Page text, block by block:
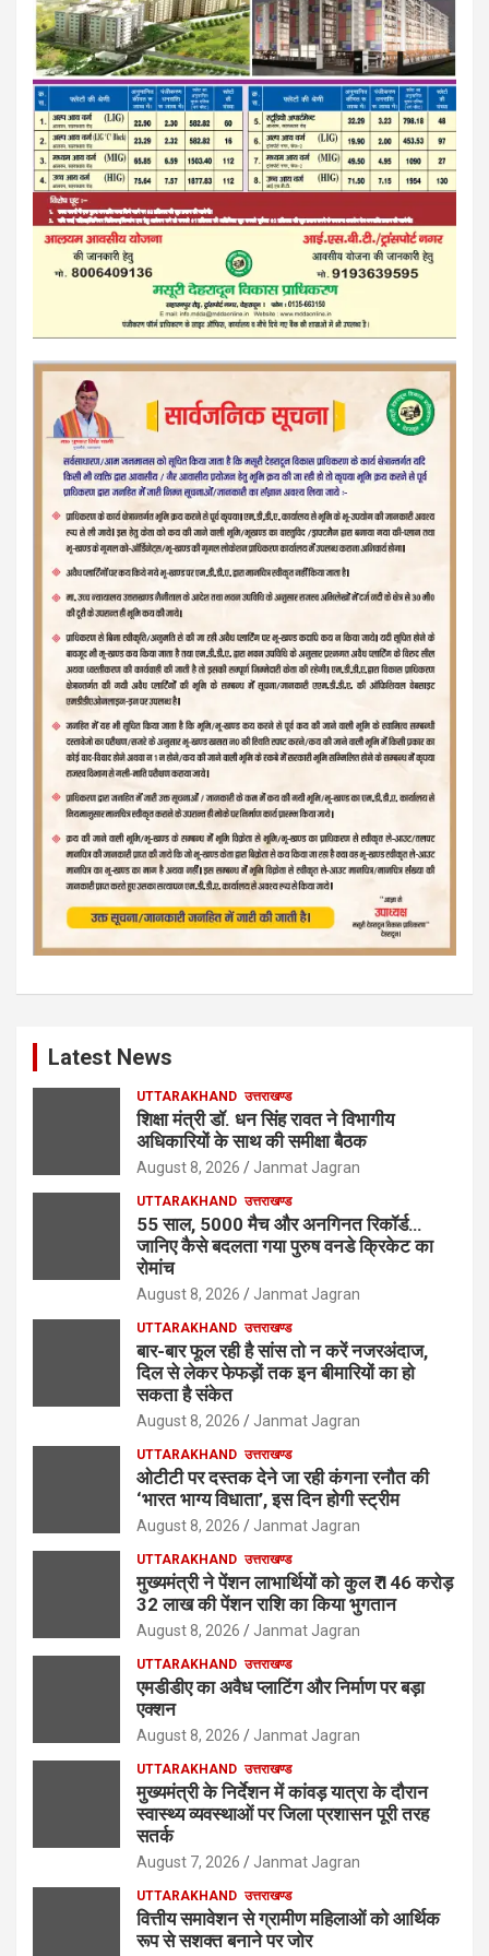
Latest News
UTTARAKHAND उत्तराखण्ड
शिक्षा मंत्री डॉ. धन सिंह रावत ने विभागीय
अधिकारियों के साथ की समीक्षा बैठक
August 8, 2026 Janmat Jagran
UTTARAKHAND उत्तराखण्ड
55 साल, 5000 मैच और अनगिनत रिकॉर्ड…
जानिए कैसे बदलता गया पुरुष वनडे क्रिकेट का
रोमांच
August 8, 2026 Janmat Jagran
UTTARAKHAND उत्तराखण्ड
बार-बार फूल रही है सांस तो न करें नजरअंदाज,
दिल से लेकर फेफड़ों तक इन बीमारियों का हो
सकता है संकेत
August 8, 2026 Janmat Jagran
UTTARAKHAND उत्तराखण्ड
ओटीटी पर दस्तक देने जा रही कंगना रनौत की
‘भारत भाग्य विधाता’, इस दिन होगी स्ट्रीम
August 8, 2026 Janmat Jagran
UTTARAKHAND उत्तराखण्ड
मुख्यमंत्री ने पेंशन लाभार्थियों को कुल ₹ 146 करोड़
32 लाख की पेंशन राशि का किया भुगतान
August 8, 2026 Janmat Jagran
UTTARAKHAND उत्तराखण्ड
एमडीडीए का अवैध प्लाटिंग और निर्माण पर बड़ा
एक्शन
August 8, 2026 Janmat Jagran
UTTARAKHAND उत्तराखण्ड
मुख्यमंत्री के निर्देशन में कांवड़ यात्रा के दौरान
स्वास्थ्य व्यवस्थाओं पर जिला प्रशासन पूरी तरह
सतर्क
August 7, 2026 Janmat Jagran
UTTARAKHAND उत्तराखण्ड
वित्तीय समावेशन से ग्रामीण महिलाओं को आर्थिक
रूप से सशक्त बनाने पर जोर